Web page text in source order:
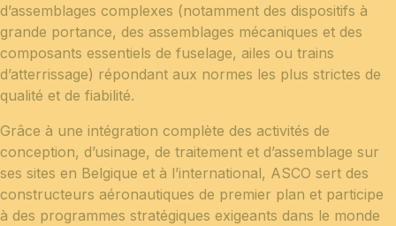
d’assemblages complexes (notamment des dispositifs à
grande portance, des assemblages mécaniques et des
composants essentiels de fuselage, ailes ou trains
d’atterrissage) répondant aux normes les plus strictes de
qualité et de fiabilité.
Grâce à une intégration complète des activités de
conception, d’usinage, de traitement et d’assemblage sur
ses sites en Belgique et à l’international, ASCO sert des
constructeurs aéronautiques de premier plan et participe
à des programmes stratégiques exigeants dans le monde